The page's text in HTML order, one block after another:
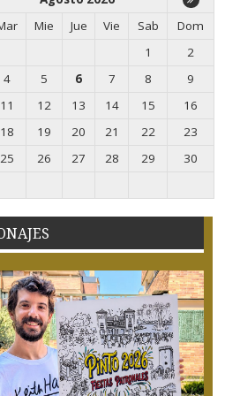
Mie Jue Vie Sab
Dom
1
2
4 5 6 7 8
9
11 12 13 14 15
16
18 19 20 21 22
23
25 26 27 28 29
30